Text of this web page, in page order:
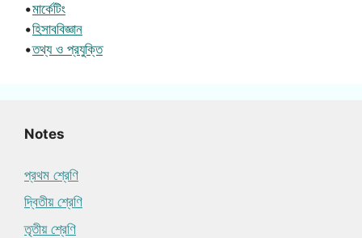
•মার্কেটিং
•হিসাববিজ্ঞান
•তথ্য ও প্রযুক্তি
Notes
প্রথম শ্রেণি
দ্বিতীয় শ্রেণি
তৃতীয় শ্রেণি